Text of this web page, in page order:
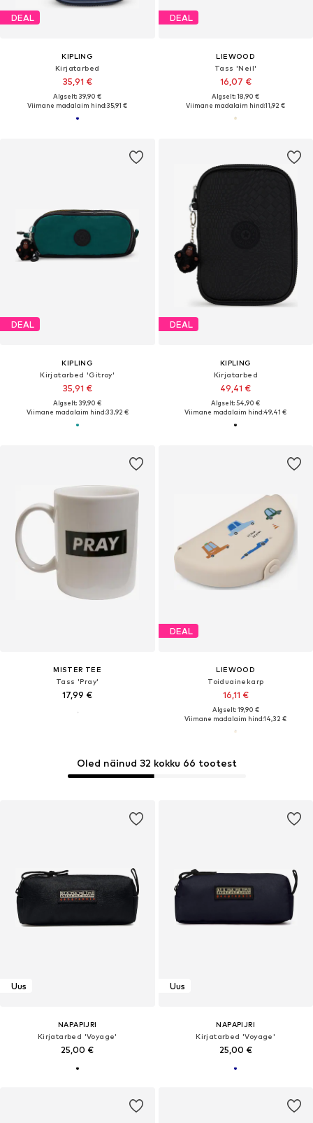
DEAL
KIPLING
Kirjatarbed
35,91 €
Algselt: 39,90 €
Viimane madalaim hind:35,91 €
DEAL
LIEWOOD
Tass 'Neil'
16,07 €
Algselt: 18,90 €
Viimane madalaim hind:11,92 €
DEAL
KIPLING
Kirjatarbed 'Gitroy'
35,91 €
Algselt: 39,90 €
Viimane madalaim hind:33,92 €
DEAL
KIPLING
Kirjatarbed
49,41 €
Algselt: 54,90 €
Viimane madalaim hind:49,41 €
MISTER TEE
Tass 'Pray'
17,99 €
DEAL
LIEWOOD
Toiduainekarp
16,11 €
Algselt: 19,90 €
Viimane madalaim hind:14,32 €
Oled näinud 32 kokku 66 tootest
Uus
NAPAPIJRI
Kirjatarbed 'Voyage'
25,00 €
Uus
NAPAPIJRI
Kirjatarbed 'Voyage'
25,00 €